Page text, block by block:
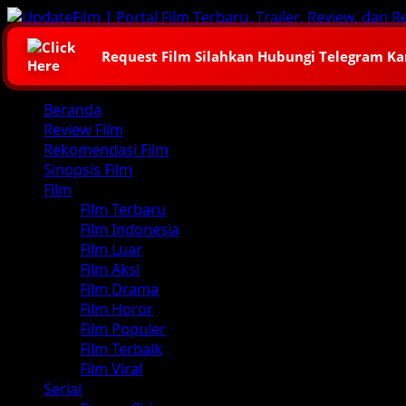
Skip
to
content
Request Film Silahkan Hubungi Telegram
Primary
Menu
Beranda
Review Film
Rekomendasi Film
Sinopsis Film
Film
Film Terbaru
Film Indonesia
Film Luar
Film Aksi
Film Drama
Film Horor
Film Populer
Film Terbaik
Film Viral
Serial